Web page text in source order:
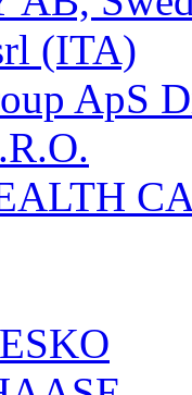
(ITA)
ApS